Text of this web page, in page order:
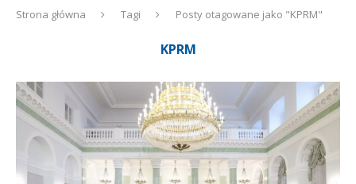
Strona główna Tagi Posty otagowane jako "KPRM"
KPRM